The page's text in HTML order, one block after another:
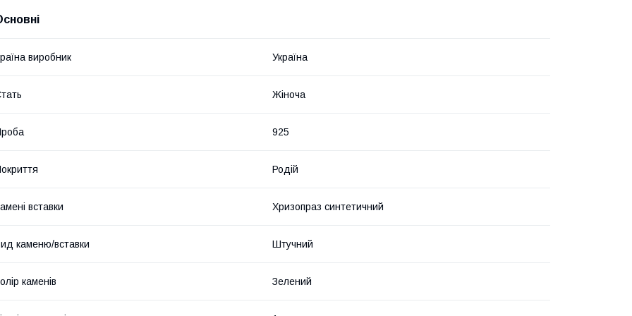
виробник Україна
Жіноча
925
Родій
вставки Хризопраз синтетичний
каменю/вставки Штучний
каменів Зелений